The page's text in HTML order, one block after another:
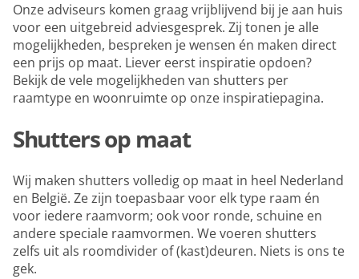
Onze adviseurs komen graag vrijblijvend bij je aan huis
voor een uitgebreid adviesgesprek. Zij tonen je alle
mogelijkheden, bespreken je wensen én maken direct
een prijs op maat. Liever eerst inspiratie opdoen?
Bekijk de vele mogelijkheden van shutters per
raamtype en woonruimte op onze inspiratiepagina.
Shutters op maat
Wij maken shutters volledig op maat in heel Nederland
en België. Ze zijn toepasbaar voor elk type raam én
voor iedere raamvorm; ook voor ronde, schuine en
andere speciale raamvormen. We voeren shutters
zelfs uit als roomdivider of (kast)deuren. Niets is ons te
gek.